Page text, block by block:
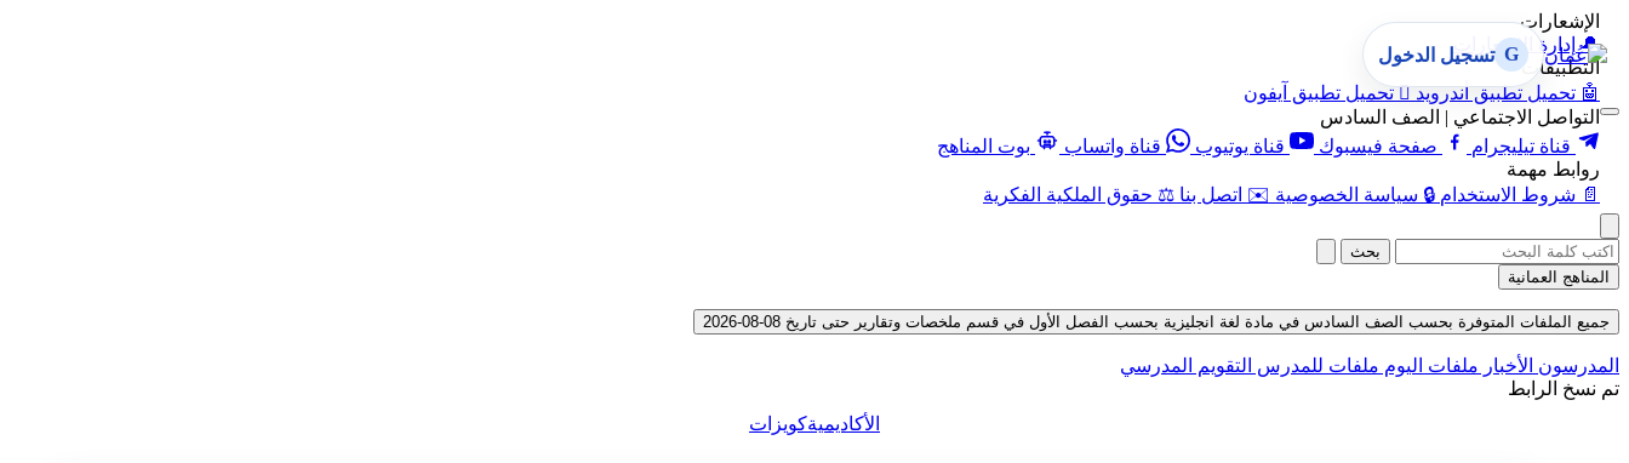
الإشعارات
🔔 إدارة الإشعارات
التطبيقات
🤖 تحميل تطبيق أندرويد  تحميل تطبيق آيفون
التواصل الاجتماعي | الصف السادس
قناة تيليجرام
صفحة فيسبوك قناة يوتيوب قناة واتساب
بوت المناهج
روابط مهمة
📄 شروط الاستخدام 🔒 سياسة الخصوصية ✉️ اتصل بنا ⚖️ حقوق الملكية الفكرية
G تسجيل الدخول
بحث
المناهج العمانية
جميع الملفات المتوفرة بحسب الصف السادس في مادة لغة انجليزية بحسب الفصل الأول في قسم ملخصات وتقارير حتى تاريخ 08-08-2026
المدرسون الأخبار ملفات اليوم ملفات للمدرس التقويم المدرسي
تم نسخ الرابط
الأكاديميةكويزات